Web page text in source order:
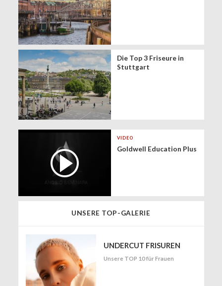
Die Top 3 Friseure in
Stuttgart
VIDEO
Goldwell Education Plus
UNSERE TOP-GALERIE
UNDERCUT FRISUREN
Unsere TOP 10 für Frauen